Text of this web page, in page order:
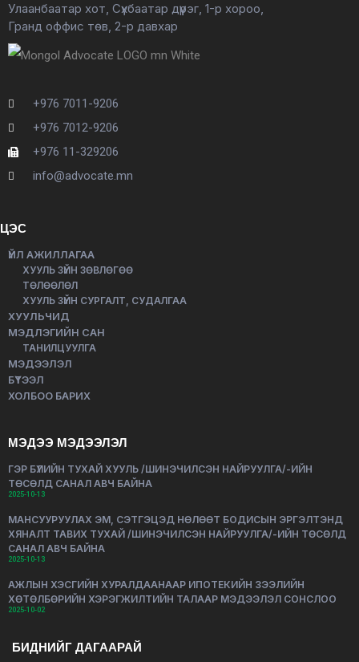
Улаанбаатар хот, Сүхбаатар дүүрэг, 1-р хороо,
Гранд оффис төв, 2-р давхар
+976 7011-9206
+976 7012-9206
+976 11-329206
info@advocate.mn
ЦЭС
ҮЙЛ АЖИЛЛАГАА
ХУУЛЬ ЗҮЙН ЗӨВЛӨГӨӨ
ТӨЛӨӨЛӨЛ
ХУУЛЬ ЗҮЙН СУРГАЛТ, СУДАЛГАА
ХУУЛЬЧИД
МЭДЛЭГИЙН САН
ТАНИЛЦУУЛГА
МЭДЭЭЛЭЛ
БҮТЭЭЛ
ХОЛБОО БАРИХ
МЭДЭЭ МЭДЭЭЛЭЛ
ГЭР БҮЛИЙН ТУХАЙ ХУУЛЬ /ШИНЭЧИЛСЭН НАЙРУУЛГА/-ИЙН
ТӨСӨЛД САНАЛ АВЧ БАЙНА
2025-10-13
МАНСУУРУУЛАХ ЭМ, СЭТГЭЦЭД НӨЛӨӨТ БОДИСЫН ЭРГЭЛТЭНД
ХЯНАЛТ ТАВИХ ТУХАЙ /ШИНЭЧИЛСЭН НАЙРУУЛГА/-ИЙН ТӨСӨЛД
САНАЛ АВЧ БАЙНА
2025-10-13
АЖЛЫН ХЭСГИЙН ХУРАЛДААНААР ИПОТЕКИЙН ЗЭЭЛИЙН
ХӨТӨЛБӨРИЙН ХЭРЭГЖИЛТИЙН ТАЛААР МЭДЭЭЛЭЛ СОНСЛОО
2025-10-02
БИДНИЙГ ДАГААРАЙ